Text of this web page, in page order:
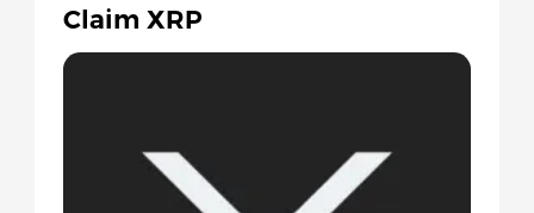
Claim XRP